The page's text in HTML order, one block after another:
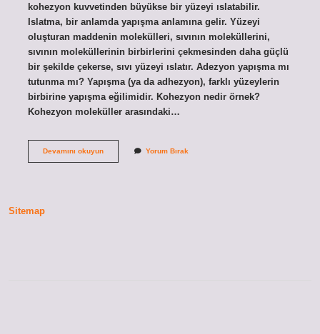
kohezyon kuvvetinden büyükse bir yüzeyi ıslatabilir.
Islatma, bir anlamda yapışma anlamına gelir. Yüzeyi
oluşturan maddenin molekülleri, sıvının moleküllerini,
sıvının moleküllerinin birbirlerini çekmesinden daha güçlü
bir şekilde çekerse, sıvı yüzeyi ıslatır. Adezyon yapışma mı
tutunma mı? Yapışma (ya da adhezyon), farklı yüzeylerin
birbirine yapışma eğilimidir. Kohezyon nedir örnek?
Kohezyon moleküller arasındaki…
Devamını okuyunKohezyon
Yorum Bırak
Sitemap